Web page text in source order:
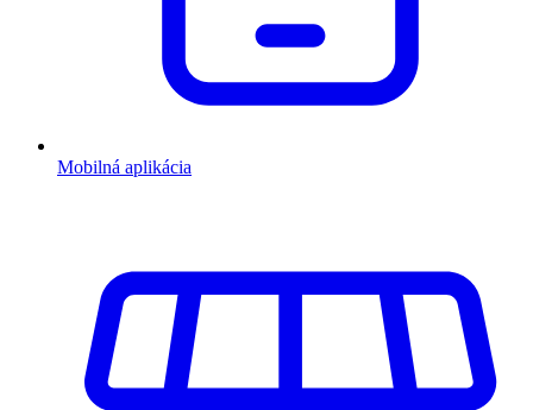
Mobilná aplikácia